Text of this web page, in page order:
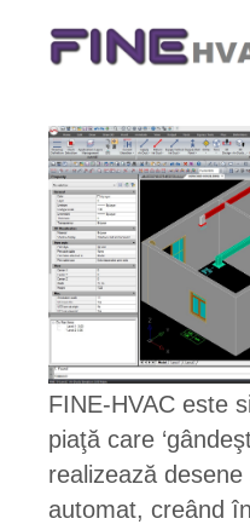
FINE-HVAC este
piaţă care
realizează
automat, creând